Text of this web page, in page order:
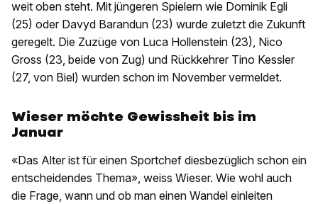
weit oben steht. Mit jüngeren Spielern wie Dominik Egli
(25) oder Davyd Barandun (23) wurde zuletzt die Zukunft
geregelt. Die Zuzüge von Luca Hollenstein (23), Nico
Gross (23, beide von Zug) und Rückkehrer Tino Kessler
(27, von Biel) wurden schon im November vermeldet.
Wieser möchte Gewissheit bis im
Januar
«Das Alter ist für einen Sportchef diesbezüglich schon ein
entscheidendes Thema», weiss Wieser. Wie wohl auch
die Frage, wann und ob man einen Wandel einleiten